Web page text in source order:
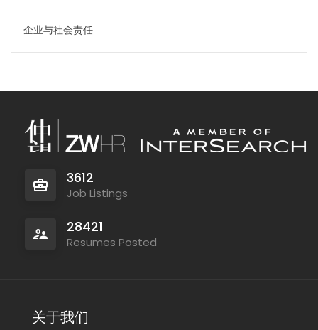
企业与社会责任
3612
Job Listings
28421
Resumes Posted
关于我们